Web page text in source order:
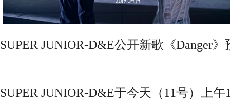
SUPER JUNIOR-D&E公开新歌《Danger
SUPER JUNIOR-D&E于今天（11号）上